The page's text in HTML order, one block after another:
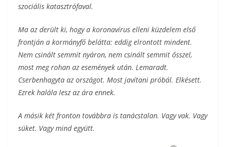
szociális katasztrófaval.
Ma az derült ki, hogy a koronavírus elleni küzdelem első
frontján a kormányfő belátta: eddig elrontott mindent.
Nem csinált semmit nyáron, nem csinált semmit ősszel,
most meg rohan az események után. Lemaradt.
Cserbenhagyta az országot. Most javítani próbál. Elkésett.
Ezrek halála lesz az ára ennek.
A másik két fronton továbbra is tanácstalan. Vagy vak. Vagy
süket. Vagy mind együtt.